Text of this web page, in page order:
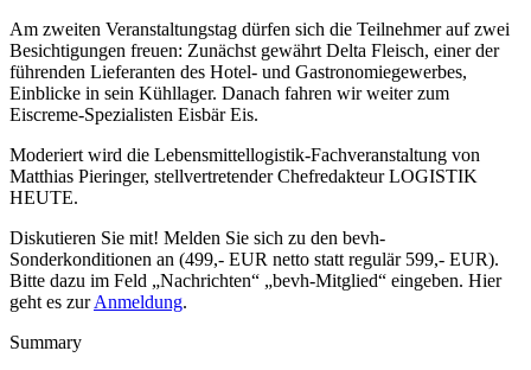
Am zweiten Veranstaltungstag dürfen sich die Teilnehmer auf zwei
Besichtigungen freuen: Zunächst gewährt Delta Fleisch, einer der
führenden Lieferanten des Hotel- und Gastronomiegewerbes,
Einblicke in sein Kühllager. Danach fahren wir weiter zum
Eiscreme-Spezialisten Eisbär Eis.
Moderiert wird die Lebensmittellogistik-Fachveranstaltung von
Matthias Pieringer, stellvertretender Chefredakteur LOGISTIK
HEUTE.
Diskutieren Sie mit! Melden Sie sich zu den bevh-
Sonderkonditionen an (499,- EUR netto statt regulär 599,- EUR).
Bitte dazu im Feld „Nachrichten“ „bevh-Mitglied“ eingeben. Hier
geht es zurAnmeldung.
Summary